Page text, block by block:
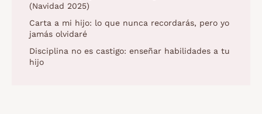
(Navidad 2025)
Carta a mi hijo: lo que nunca recordarás, pero yo
jamás olvidaré
Disciplina no es castigo: enseñar habilidades a tu
hijo